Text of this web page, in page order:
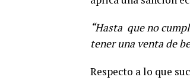
“Hasta que no
tener una venta de
Respecto a lo que